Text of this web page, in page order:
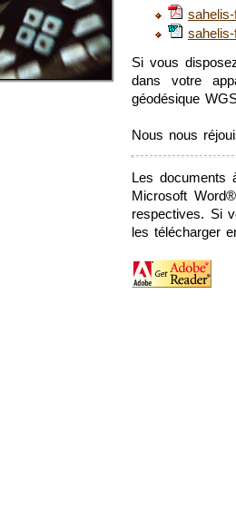
Si vous
dans votre
géodésique
Nous nous
Les documents
Microsoft
respectives. Si
les télécharger